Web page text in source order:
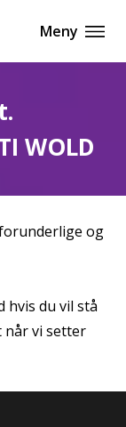
Meny
WOLD
og
hvis du vil stå
når vi setter